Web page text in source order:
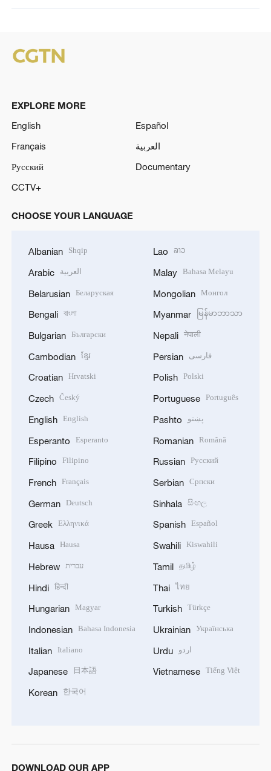
EXPLORE MORE
English
Español
Français
العربية
Русский
Documentary
CCTV+
CHOOSE YOUR LANGUAGE
Albanian Shqip
Arabic العربية
Belarusian Беларуская
Bengali বাংলা
Bulgarian Български
Cambodian ខ្មែរ
Croatian Hrvatski
Czech Český
English English
Esperanto Esperanto
Filipino Filipino
French Français
German Deutsch
Greek Ελληνικά
Hausa Hausa
Hebrew עברית
Hindi हिन्दी
Hungarian Magyar
Indonesian Bahasa Indonesia
Italian Italiano
Japanese 日本語
Korean 한국어
Lao ລາວ
Malay Bahasa Melayu
Mongolian Монгол
Myanmar မြန်မာဘာသာ
Nepali नेपाली
Persian فارسی
Polish Polski
Portuguese Português
Pashto پښتو
Romanian Română
Russian Русский
Serbian Српски
Sinhala සිංහල
Spanish Español
Swahili Kiswahili
Tamil தமிழ்
Thai ไทย
Turkish Türkçe
Ukrainian Українська
Urdu اردو
Vietnamese Tiếng Việt
DOWNLOAD OUR APP